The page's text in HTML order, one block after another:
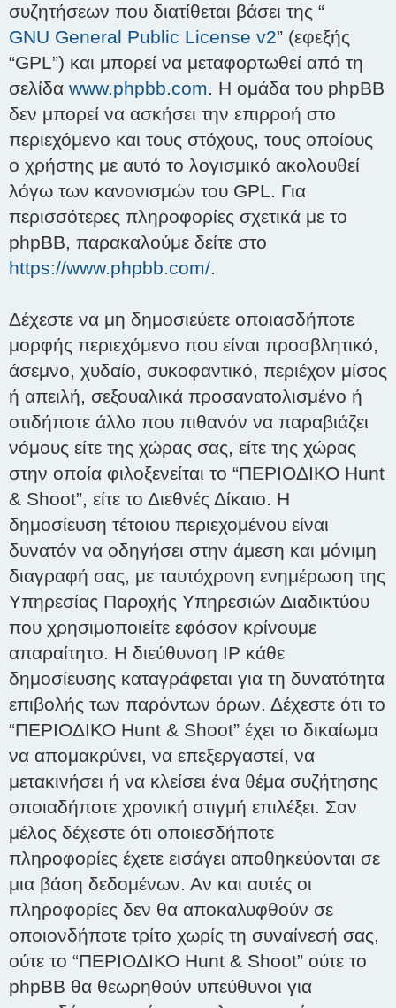
συζητήσεων που διατίθεται βάσει της “
GNU General Public License v2” (εφεξής
“GPL”) και μπορεί να μεταφορτωθεί από τη
σελίδα www.phpbb.com. Η ομάδα του phpBB
δεν μπορεί να ασκήσει την επιρροή στο
περιεχόμενο και τους στόχους, τους οποίους
ο χρήστης με αυτό το λογισμικό ακολουθεί
λόγω των κανονισμών του GPL. Για
περισσότερες πληροφορίες σχετικά με το
phpBB, παρακαλούμε δείτε στο
https://www.phpbb.com/.
Δέχεστε να μη δημοσιεύετε οποιασδήποτε
μορφής περιεχόμενο που είναι προσβλητικό,
άσεμνο, χυδαίο, συκοφαντικό, περιέχον μίσος
ή απειλή, σεξουαλικά προσανατολισμένο ή
οτιδήποτε άλλο που πιθανόν να παραβιάζει
νόμους είτε της χώρας σας, είτε της χώρας
στην οποία φιλοξενείται το “ΠΕΡΙΟΔΙΚΟ Hunt
& Shoot”, είτε το Διεθνές Δίκαιο. Η
δημοσίευση τέτοιου περιεχομένου είναι
δυνατόν να οδηγήσει στην άμεση και μόνιμη
διαγραφή σας, με ταυτόχρονη ενημέρωση της
Υπηρεσίας Παροχής Υπηρεσιών Διαδικτύου
που χρησιμοποιείτε εφόσον κρίνουμε
απαραίτητο. Η διεύθυνση IP κάθε
δημοσίευσης καταγράφεται για τη δυνατότητα
επιβολής των παρόντων όρων. Δέχεστε ότι το
“ΠΕΡΙΟΔΙΚΟ Hunt & Shoot” έχει το δικαίωμα
να απομακρύνει, να επεξεργαστεί, να
μετακινήσει ή να κλείσει ένα θέμα συζήτησης
οποιαδήποτε χρονική στιγμή επιλέξει. Σαν
μέλος δέχεστε ότι οποιεσδήποτε
πληροφορίες έχετε εισάγει αποθηκεύονται σε
μια βάση δεδομένων. Αν και αυτές οι
πληροφορίες δεν θα αποκαλυφθούν σε
οποιονδήποτε τρίτο χωρίς τη συναίνεσή σας,
ούτε το “ΠΕΡΙΟΔΙΚΟ Hunt & Shoot” ούτε το
phpBB θα θεωρηθούν υπεύθυνοι για